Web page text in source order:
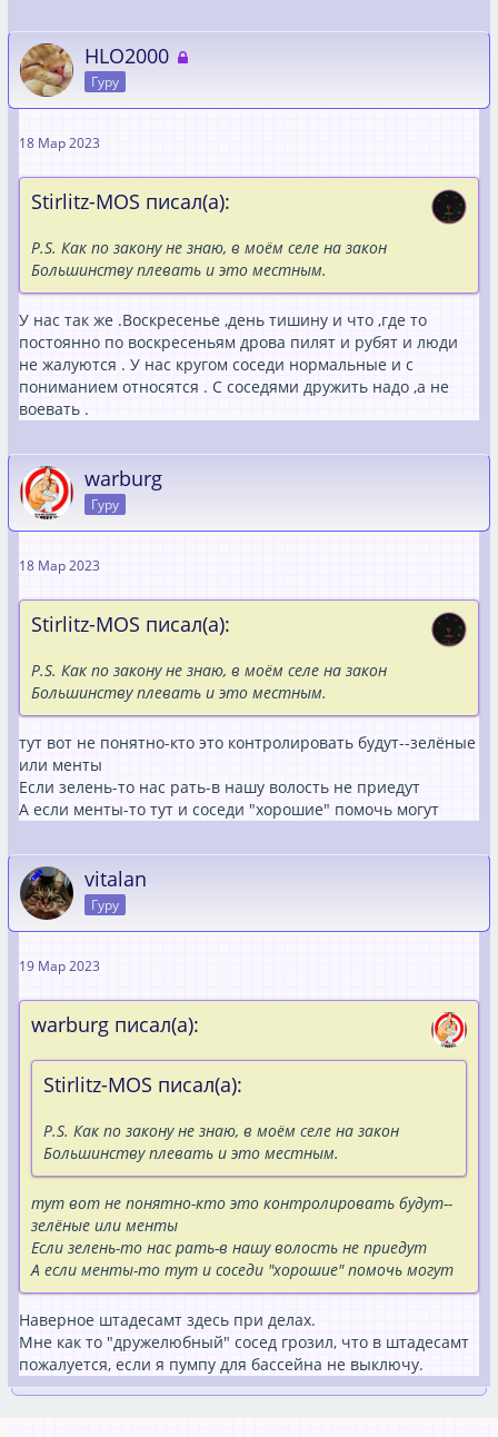
HLO2000
Гуру
18 Мар 2023
Stirlitz-MOS писал(а):
P.S. Как по закону не знаю, в моём селе на закон
Большинству плевать и это местным.
У нас так же .Воскресенье ,день тишину и что ,где то
постоянно по воскресеньям дрова пилят и рубят и люди
не жалуются . У нас кругом соседи нормальные и с
пониманием относятся . С соседями дружить надо ,а не
воевать .
warburg
Гуру
18 Мар 2023
Stirlitz-MOS писал(а):
P.S. Как по закону не знаю, в моём селе на закон
Большинству плевать и это местным.
тут вот не понятно-кто это контролировать будут--зелёные
или менты
Если зелень-то нас рать-в нашу волость не приедут
А если менты-то тут и соседи "хорошие" помочь могут
vitalan
Гуру
19 Мар 2023
warburg писал(а):
Stirlitz-MOS писал(а):
P.S. Как по закону не знаю, в моём селе на закон
Большинству плевать и это местным.
тут вот не понятно-кто это контролировать будут--
зелёные или менты
Если зелень-то нас рать-в нашу волость не приедут
А если менты-то тут и соседи "хорошие" помочь могут
Наверное штадесамт здесь при делах.
Мне как то "дружелюбный" сосед грозил, что в штадесамт
пожалуется, если я пумпу для бассейна не выключу.